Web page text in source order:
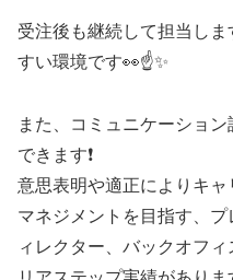
受注後も継続して担当し
すい環境です👀☝✨
また、コミュニケーショ
できます❗
意思表明や適正によりキ
マネジメントを目指す、
ィレクター、バックオフ